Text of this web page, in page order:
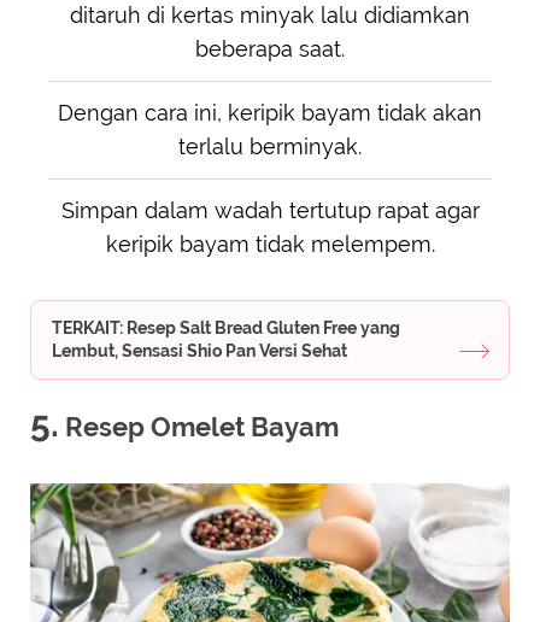
ditaruh di kertas minyak lalu didiamkan
beberapa saat.
Dengan cara ini, keripik bayam tidak akan
terlalu berminyak.
Simpan dalam wadah tertutup rapat agar
keripik bayam tidak melempem.
TERKAIT: Resep Salt Bread Gluten Free yang
Lembut, Sensasi Shio Pan Versi Sehat
5. Resep Omelet Bayam